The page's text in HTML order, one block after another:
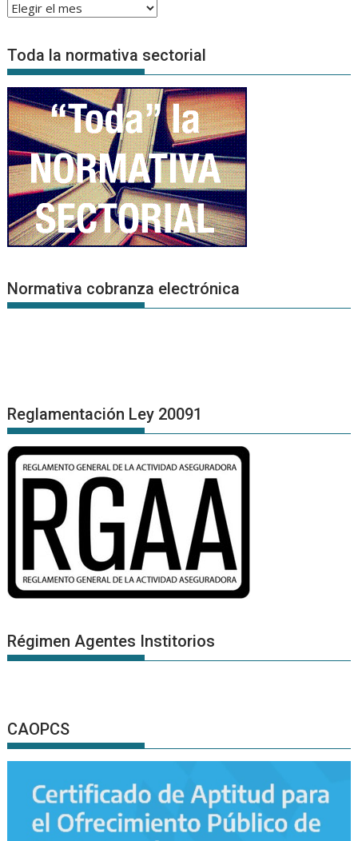
Archivo
Noticias
Toda la normativa sectorial
Normativa cobranza electrónica
Reglamentación Ley 20091
Régimen Agentes Institorios
CAOPCS